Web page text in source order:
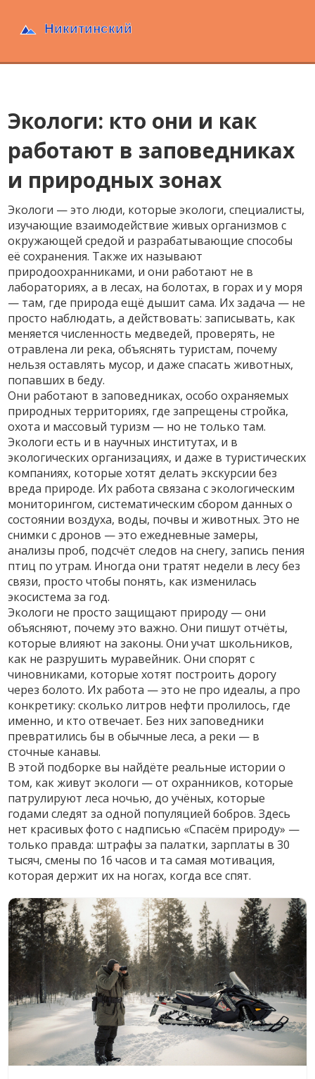
Экологи: кто они и как
работают в заповедниках
и природных зонах
Экологи — это люди, которыеэкологи,специалисты,
изучающие взаимодействие живых организмов с
окружающей средой и разрабатывающие способы
её сохранения. Также их называют
природоохранниками, и они работают не в
лабораториях, а в лесах, на болотах, в горах и у моря
— там, где природа ещё дышит сама. Их задача — не
просто наблюдать, а действовать: записывать, как
меняется численность медведей, проверять, не
отравлена ли река, объяснять туристам, почему
нельзя оставлять мусор, и даже спасать животных,
попавших в беду.
Они работают взаповедниках,особо охраняемых
природных территориях, где запрещены стройка,
охота и массовый туризм — но не только там.
Экологи есть и в научных институтах, и в
экологических организациях, и даже в туристических
компаниях, которые хотят делать экскурсии без
вреда природе. Их работа связана сэкологическим
мониторингом,систематическим сбором данных о
состоянии воздуха, воды, почвы и животных. Это не
снимки с дронов — это ежедневные замеры,
анализы проб, подсчёт следов на снегу, запись пения
птиц по утрам. Иногда они тратят недели в лесу без
связи, просто чтобы понять, как изменилась
экосистема за год.
Экологи не просто защищают природу — они
объясняют, почему это важно. Они пишут отчёты,
которые влияют на законы. Они учат школьников,
как не разрушить муравейник. Они спорят с
чиновниками, которые хотят построить дорогу
через болото. Их работа — это не про идеалы, а про
конкретику: сколько литров нефти пролилось, где
именно, и кто отвечает. Без них заповедники
превратились бы в обычные леса, а реки — в
сточные канавы.
В этой подборке вы найдёте реальные истории о
том, как живут экологи — от охранников, которые
патрулируют леса ночью, до учёных, которые
годами следят за одной популяцией бобров. Здесь
нет красивых фото с надписью «Спасём природу» —
только правда: штрафы за палатки, зарплаты в 30
тысяч, смены по 16 часов и та самая мотивация,
которая держит их на ногах, когда все спят.